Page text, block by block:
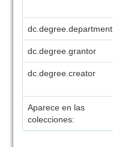
dc.degree.department
dc.degree.grantor
dc.degree.creator
Aparece en las
colecciones: